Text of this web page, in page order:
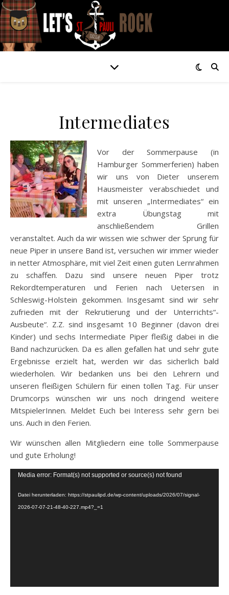
Intermediates
Vor der Sommerpause (in
Hamburger Sommerferien) haben
wir uns von Dieter unserem
Hausmeister verabschiedet und
mit unseren „Intermediates“ ein
extra Übungstag mit
anschließendem Grillen
veranstaltet. Auch da wir wissen wie schwer der Sprung für
neue Piper in unsere Band ist, versuchen wir immer wieder
in netter Atmosphäre, mit viel Zeit einen guten Lernrahmen
zu schaffen. Dazu sind unsere neuen Piper trotz
Rekordtemperaturen und Ferien nach Uetersen in
Schleswig-Holstein gekommen. Insgesamt sind wir sehr
zufrieden mit der Rekrutierung und der Unterrichts“-
Ausbeute“. Z.Z. sind insgesamt 10 Beginner (davon drei
Kinder) und sechs Intermediate Piper fleißig dabei in die
Band nachzurücken. Da es allen gefallen hat und sehr gute
Ergebnisse erzielt hat, werden wir das sicherlich bald
wiederholen. Wir bedanken uns bei den Lehrern und
unseren fleißigen Schülern für einen tollen Tag. Für unser
Drumcorps wünschen wir uns noch dringend weitere
MitspielerInnen. Meldet Euch bei Interess sehr gern bei
uns. Auch in den Ferien.
Wir wünschen allen Mitgliedern eine tolle Sommerpause
und gute Erholung!
Video-
Media error: Format(s) not supported or source(s) not found
Datei herunterladen: https://stpaulipd.de/wp-content/uploads/2026/07/signal-
2026-07-07-21-48-40-227.mp4?_=1